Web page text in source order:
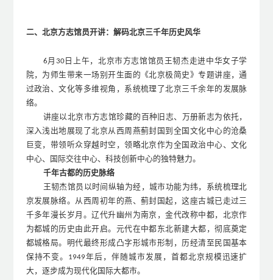
二、北京方志馆员开讲：解码北京三千年历史风华
6月 30日上午，北京市方志馆馆员王韧杰走进中华女子学
院，为师生带来一场别开生面的《北京极简史》专题讲座，通
过政治、文化等多维视角，系统梳理了北京三千余年的发展脉
络。
讲座以北京市方志馆珍藏的百种旧志、万册新志为依托，
深入浅出地展现了北京从西周燕蓟封国到全国文化中心的沧桑
巨变，带领听众穿越时空，领略北京作为全国政治中心、文化
中心、国际交往中心、科技创新中心的独特魅力。
千年古都的历史脉络
王韧杰馆员 以时间纵轴为经，城市功能为纬，系统梳理北
京发展脉络。从西周初年的燕、蓟封国起，这座古城已走过三
千多年漫长岁月。辽代升幽州为南京，金代改称中都，北京作
为都城的历史由此开启。元代在中都东北新建大都，彻底奠定
都城格局。明代最终形成凸字形城市形制，历经清至民国基本
保持不变。 1949年后，伴随城市发展，首都北京规模迅速扩
大，逐步成为现代化国际大都市。